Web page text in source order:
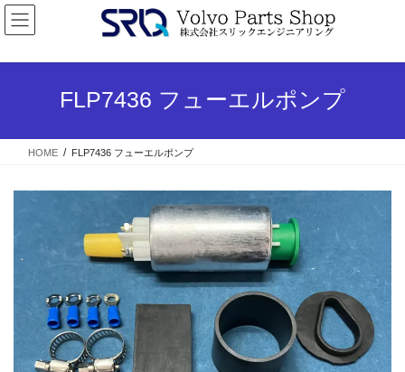
コ
ン
ン
キ
ナ
ビ
ー
に
FLP7436 フューエルポンプ
HOME FLP7436 フューエルポンプ